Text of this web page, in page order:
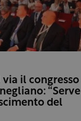
il congresso
“Serve
del